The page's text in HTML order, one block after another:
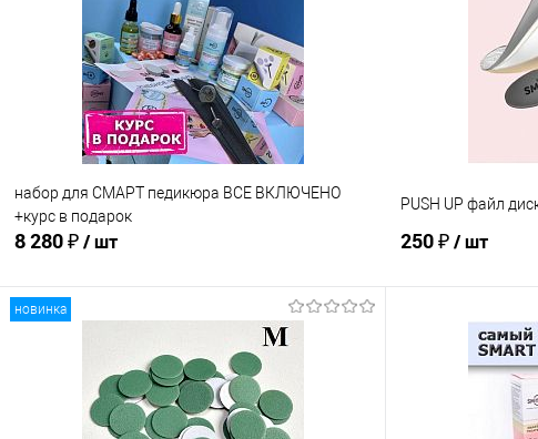
В избранное
В наличии
Абразивность
180 240 320
В избранное
набор для СМАРТ педикюра ВСЕ ВКЛЮЧЕНО
+курс в подарок
8 280 ₽/ шт
Ожидаем поступления
Сравнение
В избранное
Недоступно
PUSH UP файл
250 ₽/ шт
новинка